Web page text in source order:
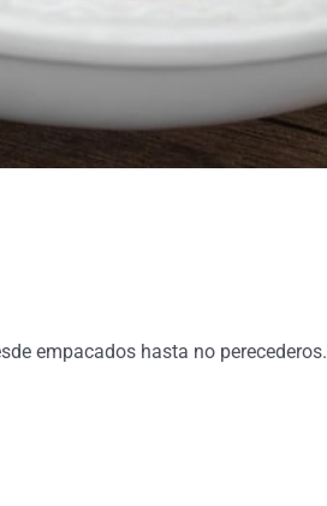
empacados hasta no perecederos.